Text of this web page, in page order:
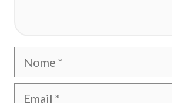
Nome
Email